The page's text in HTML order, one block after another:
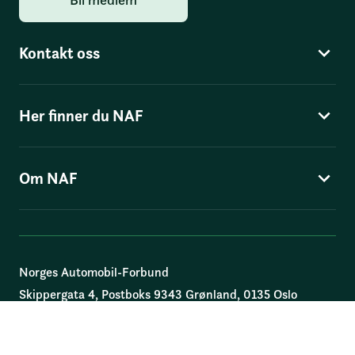
Kontakt oss
Her finner du NAF
Om NAF
Norges Automobil-Forbund
Skippergata 4, Postboks 9343 Grønland, 0135 Oslo